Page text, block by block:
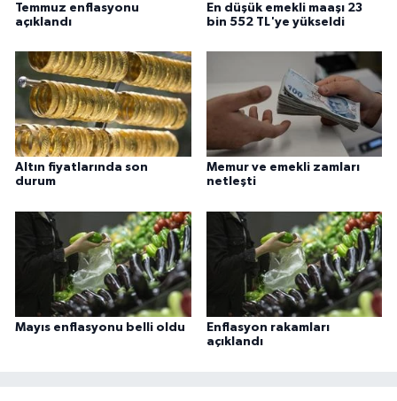
Temmuz enflasyonu
açıklandı
En düşük emekli maaşı 23
bin 552 TL'ye yükseldi
Altın fiyatlarında son
durum
Memur ve emekli zamları
netleşti
Mayıs enflasyonu belli oldu
Enflasyon rakamları
açıklandı
Gümüşhane Müftülüğü
Hakkari Müftülüğü
Hatay Müftülüğü
Iğdır Müftülüğü
İstanbul Müftülüğü
İzmir Müftülüğü
Kahramanmaraş Müftülüğü